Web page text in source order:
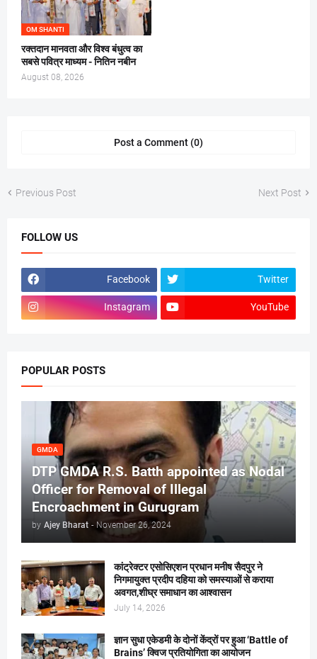
OM SHANTI
रक्तदान मानवता और विश्व बंधुत्व का
सबसे पवित्र माध्यम - नितिन नबीन
August 08, 2026
Post a Comment (0)
Previous Post Next Post
FOLLOW US
Facebook Twitter
Instagram YouTube
POPULAR POSTS
GMDA
DTP GMDA R.S. Batth appointed as Nodal
Officer for Removal of Illegal
Encroachment in Gurugram
by Ajey Bharat - November 26, 2024
कांट्रेक्टर एसोसिएशन प्रधान मनीष सैदपुर ने
निगमायुक्त प्रदीप दहिया को समस्याओं से कराया
अवगत,शीघ्र समाधान का आश्वासन
July 14, 2026
ज्ञान सुधा एकेडमी के दोनों केंद्रों पर हुआ ‘Battle of
Brains’ क्विज प्रतियोगिता का आयोजन